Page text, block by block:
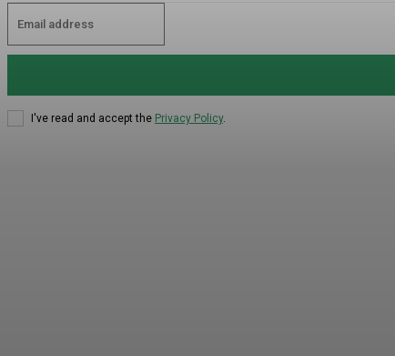
I've read and accept the Privacy Policy.